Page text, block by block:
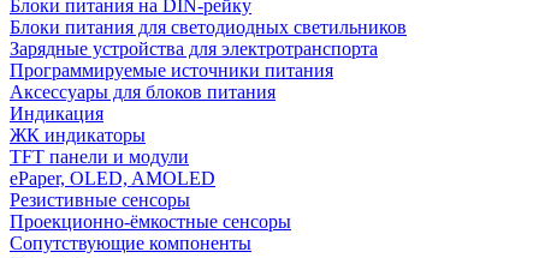
Блоки питания на DIN-рейку
Блоки питания для светодиодных светильников
Зарядные устройства для электротранспорта
Программируемые источники питания
Аксессуары для блоков питания
Индикация
ЖК индикаторы
TFT панели и модули
ePaper, OLED, AMOLED
Резистивные сенсоры
Проекционно-ёмкостные сенсоры
Сопутствующие компоненты